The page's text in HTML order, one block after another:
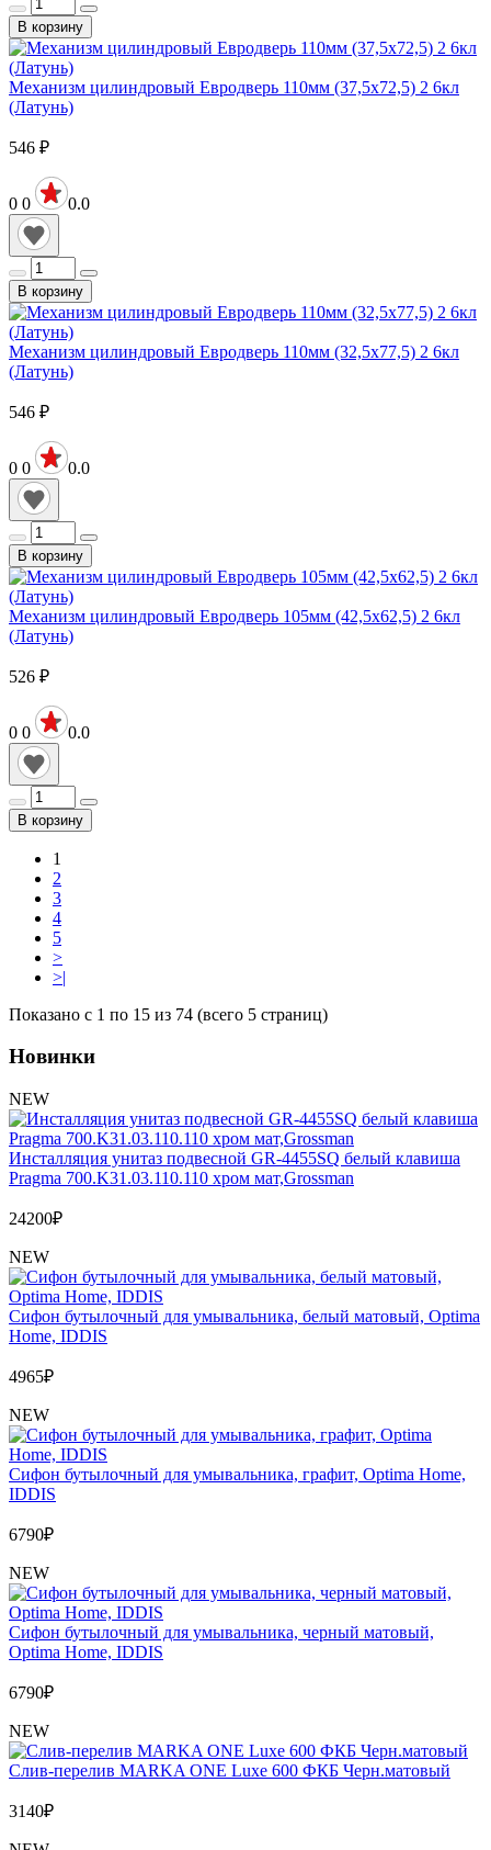
В корзину
Механизм цилиндровый Евродверь 110мм (37,5х72,5) 2 6кл
(Латунь)
546 ₽
0 0 0.0
В корзину
Механизм цилиндровый Евродверь 110мм (32,5х77,5) 2 6кл
(Латунь)
546 ₽
0 0 0.0
В корзину
Механизм цилиндровый Евродверь 105мм (42,5х62,5) 2 6кл
(Латунь)
526 ₽
0 0 0.0
В корзину
1
2
3
4
5
>
>|
Показано с 1 по 15 из 74 (всего 5 страниц)
Новинки
NEW
Инсталляция унитаз подвесной GR-4455SQ белый клавиша
Pragma 700.K31.03.110.110 хром мат,Grossman
24200₽
NEW
Сифон бутылочный для умывальника, белый матовый, Optima
Home, IDDIS
4965₽
NEW
Сифон бутылочный для умывальника, графит, Optima Home,
IDDIS
6790₽
NEW
Сифон бутылочный для умывальника, черный матовый,
Optima Home, IDDIS
6790₽
NEW
Слив-перелив MARKA ONE Luxe 600 ФКБ Черн.матовый
3140₽